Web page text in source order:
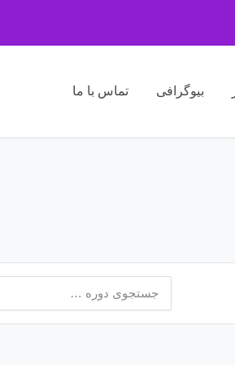
بیوگرافی تماس با ما
برای: